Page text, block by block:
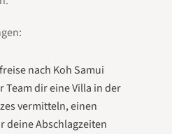
nach Koh Samui
Team dir eine Villa in der
vermitteln, einen
deine Abschlagzeiten